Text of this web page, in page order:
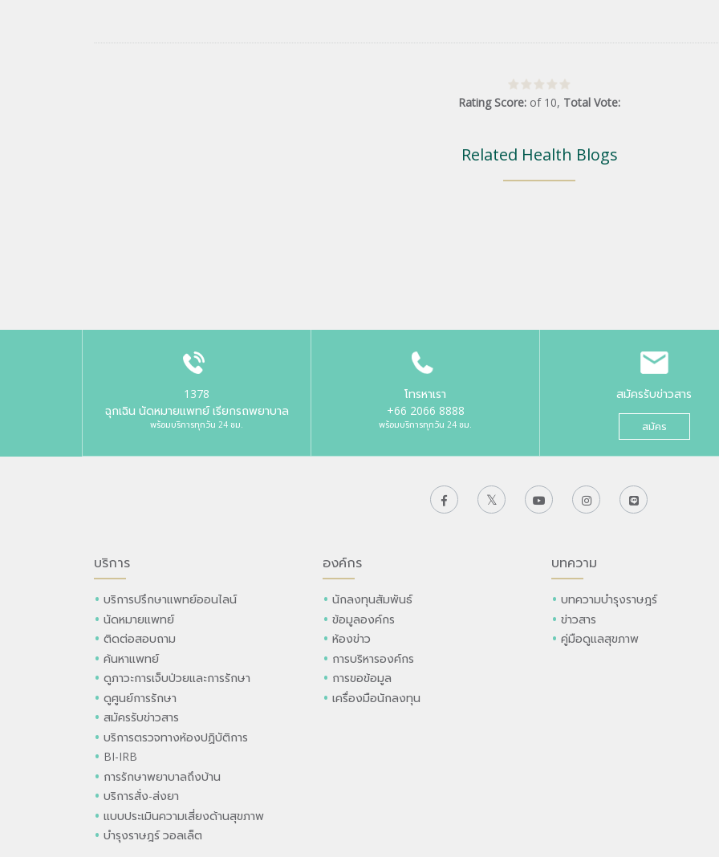
Rating Score: of 10, Total Vote:
Related Health Blogs
1378
ฉุกเฉิน นัดหมายแพทย์ เรียกรถพยาบาล
พร้อมบริการทุกวัน 24 ชม.
โทรหาเรา
+66 2066 8888
พร้อมบริการทุกวัน 24 ชม.
สมัครรับข่าวสาร
สมัคร
บริการ
บริการปรึกษาแพทย์ออนไลน์
นัดหมายแพทย์
ติดต่อสอบถาม
ค้นหาแพทย์
ดูภาวะการเจ็บป่วยและการรักษา
ดูศูนย์การรักษา
สมัครรับข่าวสาร
บริการตรวจทางห้องปฏิบัติการ
BI-IRB
การรักษาพยาบาลถึงบ้าน
บริการสั่ง-ส่งยา
แบบประเมินความเสี่ยงด้านสุขภาพ
บำรุงราษฎร์ วอลเล็ต
องค์กร
นักลงทุนสัมพันธ์
ข้อมูลองค์กร
ห้องข่าว
การบริหารองค์กร
การขอข้อมูล
เครื่องมือนักลงทุน
บทความ
บทความบำรุงราษฎร์
ข่าวสาร
คู่มือดูแลสุขภาพ